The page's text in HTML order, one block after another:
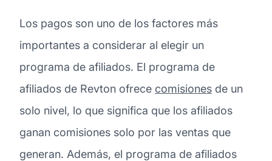
Los pagos son uno de los factores más
importantes a considerar al elegir un
programa de afiliados. El programa de
afiliados de Revton ofrece comisiones de un
solo nivel, lo que significa que los afiliados
ganan comisiones solo por las ventas que
generan. Además, el programa de afiliados